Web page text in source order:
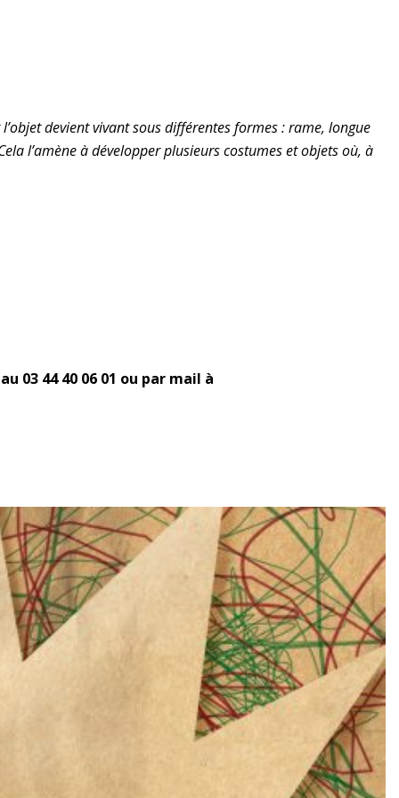
devient vivant sous différentes formes : rame, longue
l’amène à développer plusieurs costumes et objets où, à
03 44 40 06 01 ou par mail à